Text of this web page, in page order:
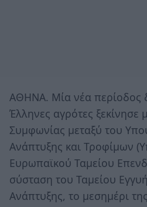
AΘΗΝΑ. Μία νέα περίοδος
Έλληνες αγρότες
Συμφωνίας μεταξύ του
Ανάπτυξης και Τροφίμων
Ευρωπαϊκού Ταμείου
σύσταση του Ταμείου
Ανάπτυξης, το μεσημέρι